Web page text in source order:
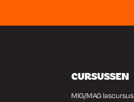
CURSUSSEN
MIG/MAG lascursus